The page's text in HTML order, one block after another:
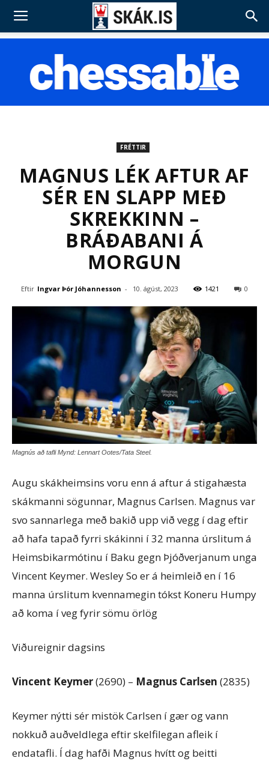
FRÉTTIR
MAGNUS LÉK AFTUR AF
SÉR EN SLAPP MEÐ
SKREKKINN –
BRÁÐABANI Á
MORGUN
Eftir Ingvar Þór Jóhannesson - 10. ágúst, 2023 1421 0
Magnús að tafli Mynd: Lennart Ootes/Tata Steel.
Augu skákheimsins voru enn á aftur á stigahæsta
skákmanni sögunnar, Magnus Carlsen. Magnus var
svo sannarlega með bakið upp við vegg í dag eftir
að hafa tapað fyrri skákinni í 32 manna úrslitum á
Heimsbikarmótinu í Baku gegn Þjóðverjanum unga
Vincent Keymer. Wesley So er á heimleið en í 16
manna úrslitum kvennamegin tókst Koneru Humpy
að koma í veg fyrir sömu örlög
Viðureignir dagsins
Vincent Keymer(2690) – Magnus Carlsen (2835)
Keymer nýtti sér mistök Carlsen í gær og vann
nokkuð auðveldlega eftir skelfilegan afleik í
endatafli. Í dag hafði Magnus hvítt og beitti